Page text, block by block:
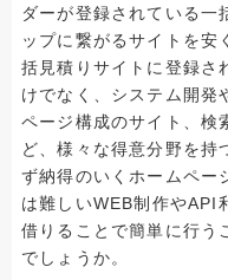
ダーが登録されている一
ップに繋がるサイトを安
括見積りサイトに登録さ
けでなく、システム開発
ページ構成のサイト、検
ど、様々な得意分野を持
ず納得のいくホームペー
は難しいWEB制作やAPI
借りることで簡単に行う
でしょうか。